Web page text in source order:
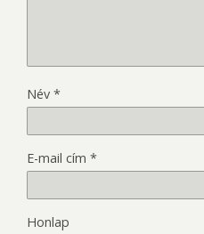
Név *
E-mail cím *
Honlap